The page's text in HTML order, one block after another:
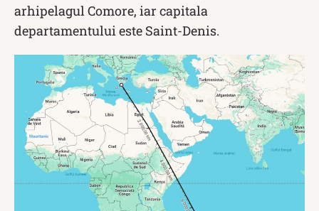
arhipelagul Comore, iar capitala
departamentului este Saint-Denis.